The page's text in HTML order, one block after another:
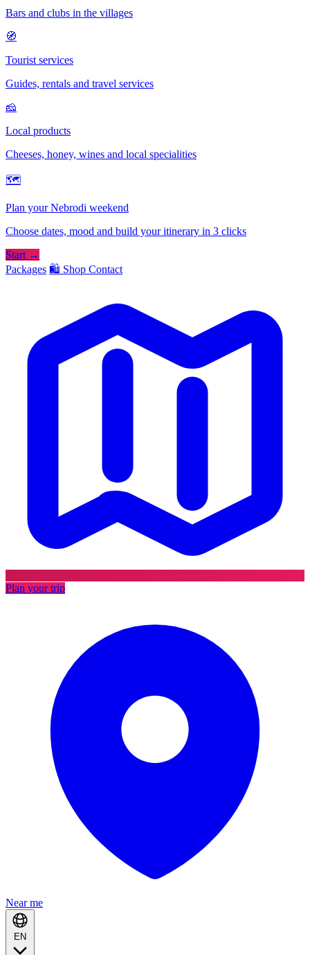
Bars and clubs in the villages
🧭
Tourist services
Guides, rentals and travel services
🧀
Local products
Cheeses, honey, wines and local specialities
🗺
Plan your Nebrodi weekend
Choose dates, mood and build your itinerary in 3 clicks
Start →
Packages 🛍️ Shop Contact
Plan your trip
Near me
EN